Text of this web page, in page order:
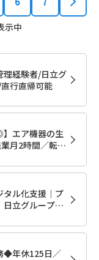
示中
理経験者/日立グ
行直帰可能
】エア機器の生
月2時間／転勤
験歓迎
タル化支援｜プ
日立グループ特
◆年休125日／